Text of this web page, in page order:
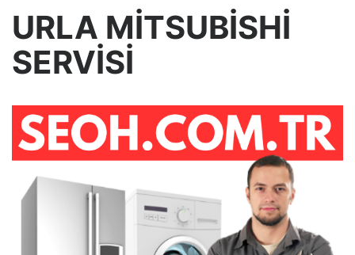
URLA MİTSUBİSHİ
SERVİSİ